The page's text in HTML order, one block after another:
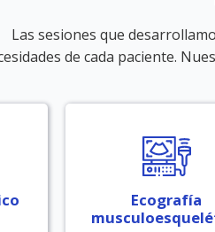
Las sesiones que
de cada paciente.
Ecografía